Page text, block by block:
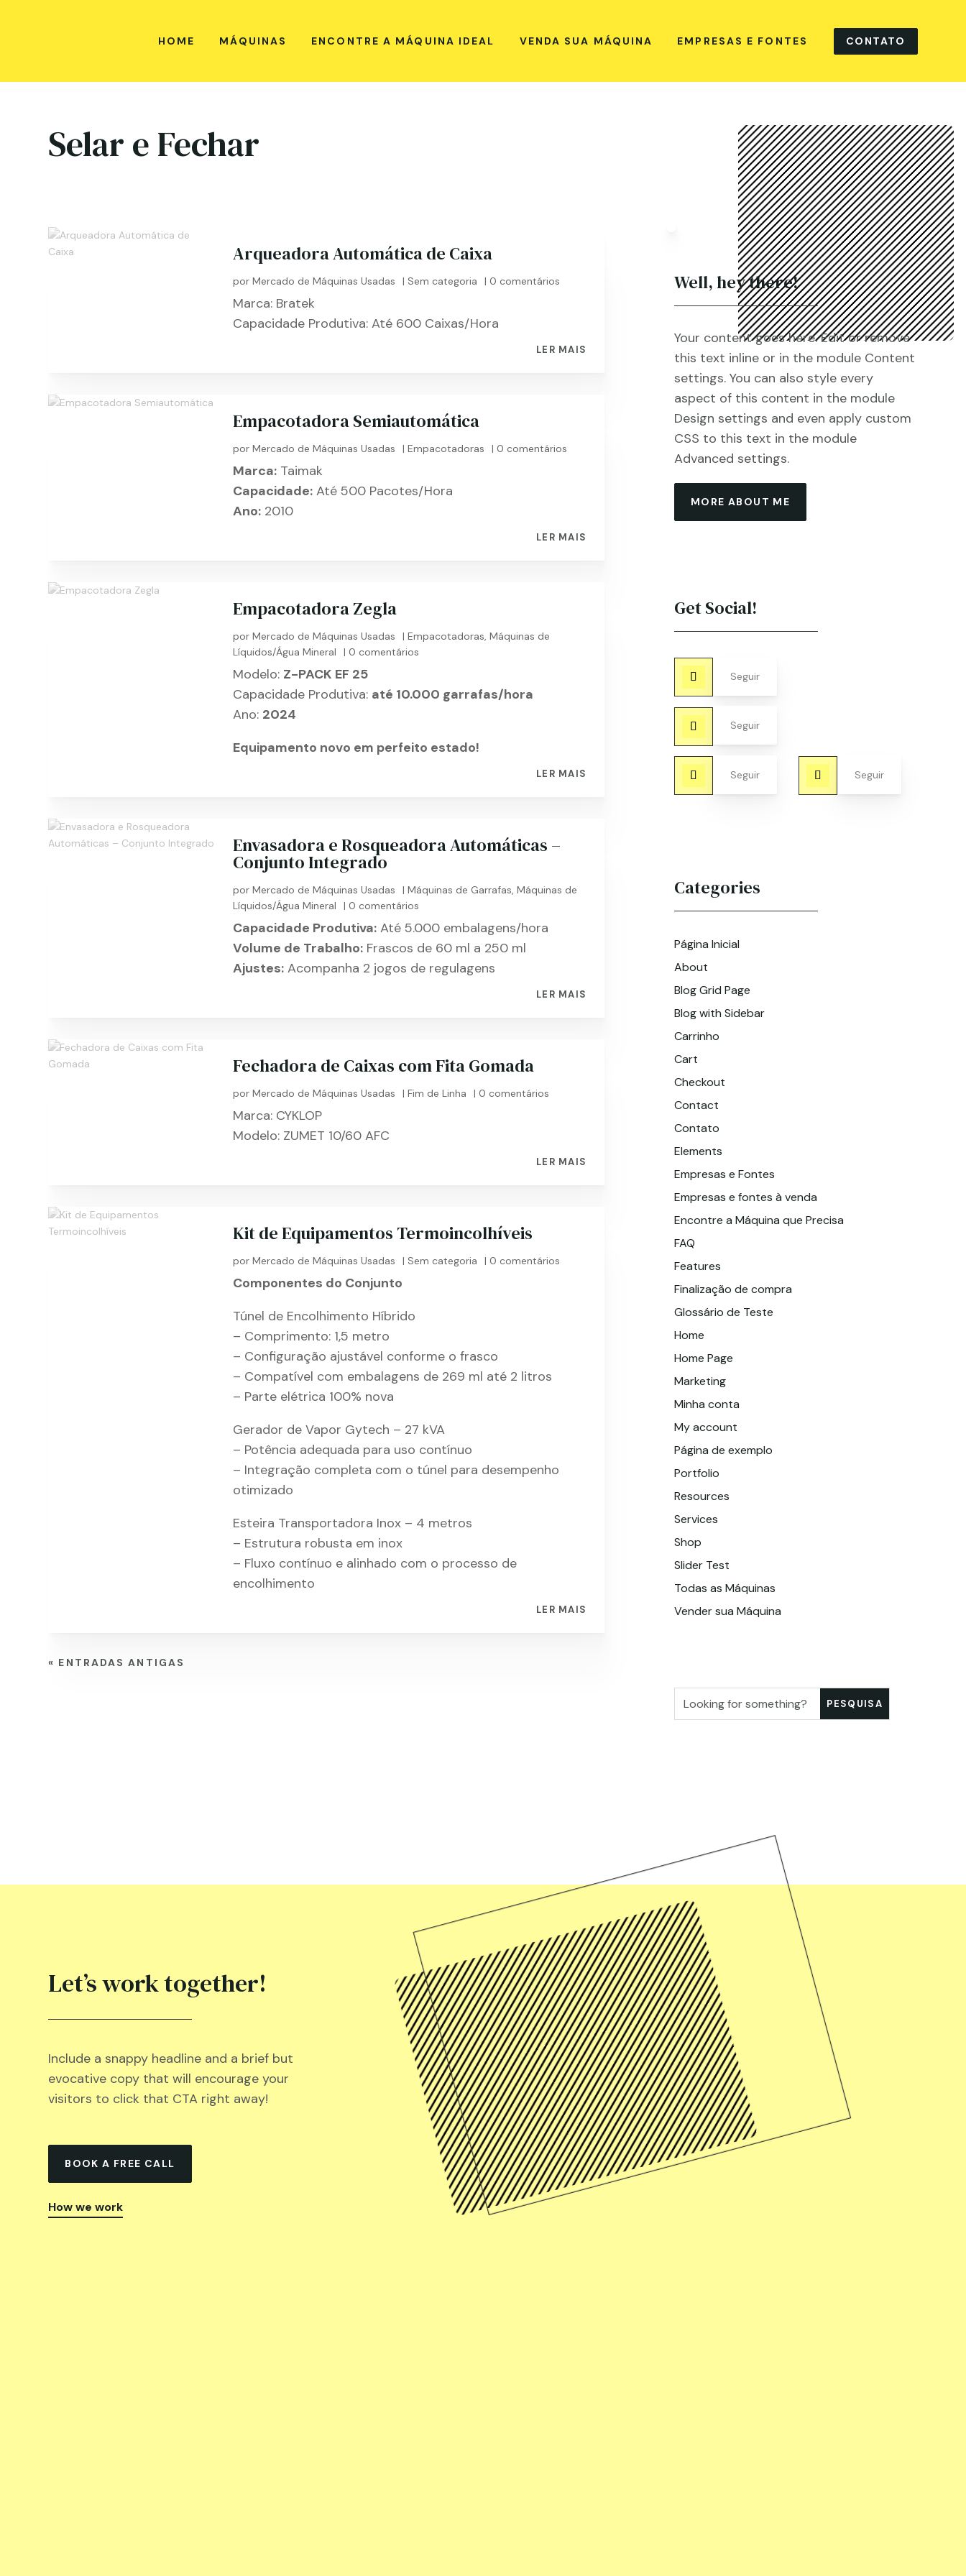
HOME MÁQUINAS ENCONTRE A MÁQUINA IDEAL VENDA SUA MÁQUINA EMPRESAS E FONTES CONTATO
Selar e Fechar
Arqueadora Automática de Caixa
porMercado de Máquinas Usadas | Sem categoria | 0 comentários
Marca: Bratek
Capacidade Produtiva: Até 600 Caixas/Hora
LER MAIS
Empacotadora Semiautomática
porMercado de Máquinas Usadas |Empacotadoras | 0 comentários
Marca: Taimak
Capacidade: Até 500 Pacotes/Hora
Ano: 2010
LER MAIS
Empacotadora Zegla
porMercado de Máquinas Usadas |Empacotadoras,Máquinas de
Líquidos/Água Mineral
| 0 comentários
Modelo: Z-PACK EF 25
Capacidade Produtiva: até 10.000 garrafas/hora
Ano: 2024
Equipamento novo em perfeito estado!
LER MAIS
Envasadora e Rosqueadora Automáticas –
Conjunto Integrado
porMercado de Máquinas Usadas |Máquinas de Garrafas,Máquinas de
Líquidos/Água Mineral
| 0 comentários
Capacidade Produtiva: Até 5.000 embalagens/hora
Volume de Trabalho: Frascos de 60 ml a 250 ml
Ajustes: Acompanha 2 jogos de regulagens
LER MAIS
Fechadora de Caixas com Fita Gomada
porMercado de Máquinas Usadas |Fim de Linha | 0 comentários
Marca: CYKLOP
Modelo: ZUMET 10/60 AFC
LER MAIS
Kit de Equipamentos Termoincolhíveis
porMercado de Máquinas Usadas | Sem categoria | 0 comentários
Componentes do Conjunto
Túnel de Encolhimento Híbrido
– Comprimento: 1,5 metro
– Configuração ajustável conforme o frasco
– Compatível com embalagens de 269 ml até 2 litros
– Parte elétrica 100% nova
Gerador de Vapor Gytech – 27 kVA
– Potência adequada para uso contínuo
– Integração completa com o túnel para desempenho
otimizado
Esteira Transportadora Inox – 4 metros
– Estrutura robusta em inox
– Fluxo contínuo e alinhado com o processo de
encolhimento
LER MAIS
« ENTRADAS ANTIGAS
Well, hey there!
Your content goes here. Edit or remove
this text inline or in the module Content
settings. You can also style every
aspect of this content in the module
Design settings and even apply custom
CSS to this text in the module
Advanced settings.
MORE ABOUT ME
Get Social!
Seguir
Seguir
Seguir Seguir
Categories
Página Inicial
About
Blog Grid Page
Blog with Sidebar
Carrinho
Cart
Checkout
Contact
Contato
Elements
Empresas e Fontes
Empresas e fontes à venda
Encontre a Máquina que Precisa
FAQ
Features
Finalização de compra
Glossário de Teste
Home
Home Page
Marketing
Minha conta
My account
Página de exemplo
Portfolio
Resources
Services
Shop
Slider Test
Todas as Máquinas
Vender sua Máquina
Let’s work together!
Include a snappy headline and a brief but
evocative copy that will encourage your
visitors to click that CTA right away!
BOOK A FREE CALL
How we work